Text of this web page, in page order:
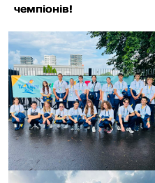
чемпіонів!